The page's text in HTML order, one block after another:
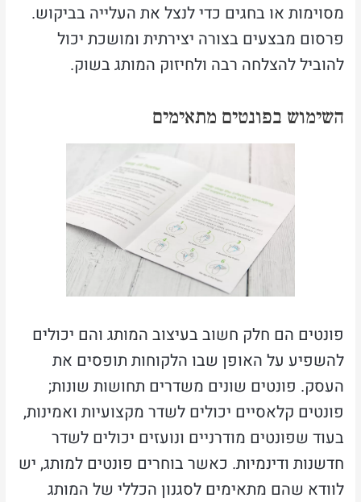
מסוימות או בחגים כדי לנצל את העלייה בביקוש.
פרסום מבצעים בצורה יצירתית ומושכת יכול
להוביל להצלחה רבה ולחיזוק המותג בשוק.
השימוש בפונטים מתאימים
פונטים הם חלק חשוב בעיצוב המותג והם יכולים
להשפיע על האופן שבו הלקוחות תופסים את
העסק. פונטים שונים משדרים תחושות שונות;
פונטים קלאסיים יכולים לשדר מקצועיות ואמינות,
בעוד שפונטים מודרניים ונועזים יכולים לשדר
חדשנות ודינמיות. כאשר בוחרים פונטים למותג, יש
לוודא שהם מתאימים לסגנון הכללי של המותג